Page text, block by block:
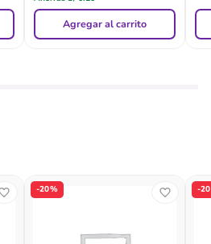
Agregar al carrito
-20% -